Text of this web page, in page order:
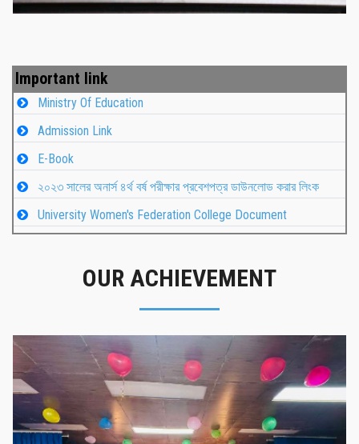
Important link
Ministry Of Education
Admission Link
E-Book
২০২৩ সালের অনার্স ৪র্থ বর্ষ পরীক্ষার প্রবেশপত্র ডাউনলোড করার লিংক
University Women's Federation College Document
OUR ACHIEVEMENT